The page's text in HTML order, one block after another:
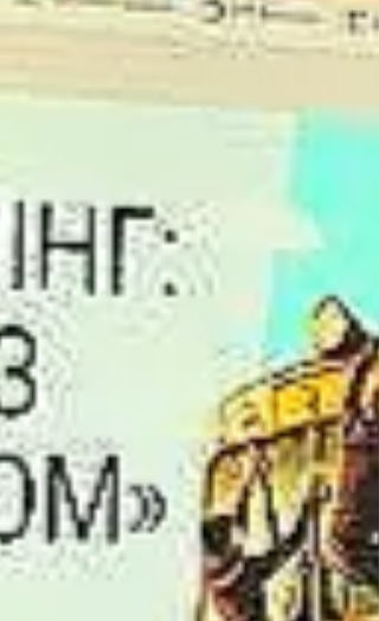
Емоцій було стільки, що після зустрічі
дітлахи ще довго переносили свої